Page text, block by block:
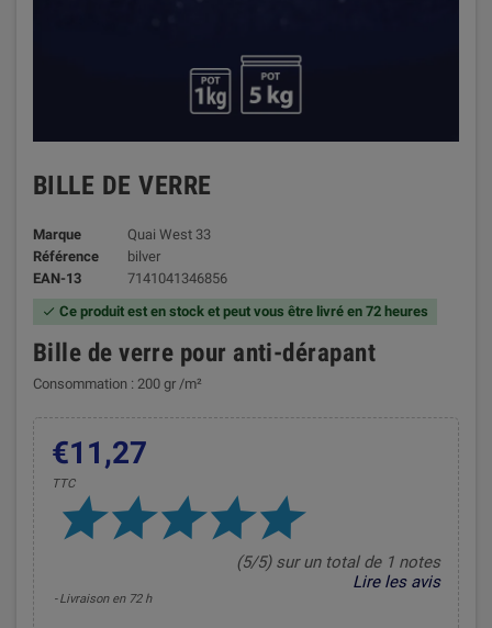
BILLE DE VERRE
Marque
Quai West 33
Référence
bilver
EAN-13
7141041346856
 Ce produit est en stock et peut vous être livré en 72 heures
Bille de verre pour anti-dérapant
Consommation : 200 gr /m²
€11,27
TTC
(5/5) sur un total de 1 notes
Lire les avis
Livraison en 72 h